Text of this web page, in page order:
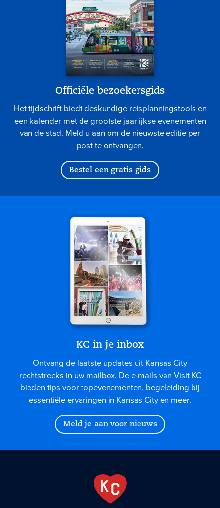
Officiële bezoekersgids
Het tijdschrift biedt deskundige reisplanningstools en
een kalender met de grootste jaarlijkse evenementen
van de stad. Meld u aan om de nieuwste editie per
post te ontvangen.
Bestel een gratis gids
KC in je inbox
Ontvang de laatste updates uit Kansas City
rechtstreeks in uw mailbox. De e-mails van Visit KC
bieden tips voor topevenementen, begeleiding bij
essentiële ervaringen in Kansas City en meer.
Meld je aan voor nieuws